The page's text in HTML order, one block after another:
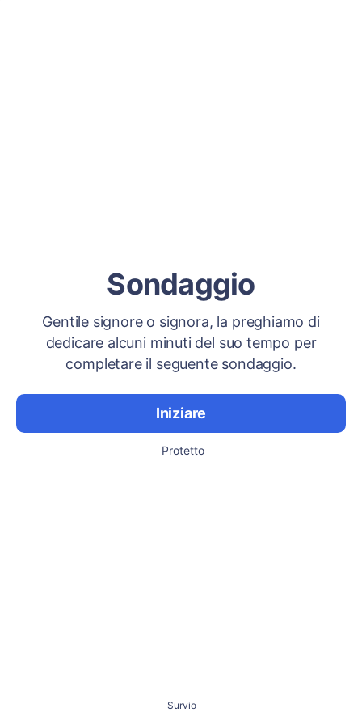
Sondaggio
Gentile signore o signora, la preghiamo di
dedicare alcuni minuti del suo tempo per
completare il seguente sondaggio.
Iniziare
Protetto
Survio